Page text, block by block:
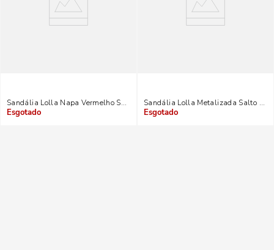
Sandália Lolla Napa Vermelho Salto Grosso
Indisponível
Sandália Lolla Metalizada Salto
Indisponível